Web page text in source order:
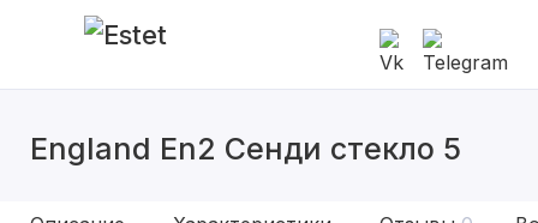
England En2 Сенди стекло 5